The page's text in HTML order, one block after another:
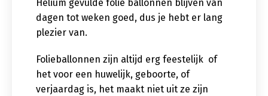
Helium gevulde folie ballonnen blijven van
dagen tot weken goed, dus je hebt er lang
plezier van.
Folieballonnen zijn altijd erg feestelijk of
het voor een huwelijk, geboorte, of
verjaardag is, het maakt niet uit ze zijn